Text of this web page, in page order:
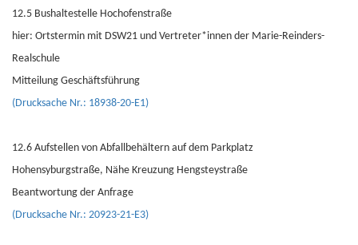
12.5 Bushaltestelle Hochofenstraße
hier: Ortstermin mit DSW21 und Vertreter*innen der Marie-Reinders-
Realschule
Mitteilung Geschäftsführung
(Drucksache Nr.: 18938-20-E1)
12.6 Aufstellen von Abfallbehältern auf dem Parkplatz
Hohensyburgstraße, Nähe Kreuzung Hengsteystraße
Beantwortung der Anfrage
(Drucksache Nr.: 20923-21-E3)